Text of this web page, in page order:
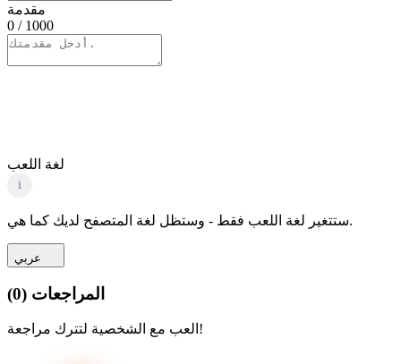
مقدمة
0 / 1000
لغة اللعب
i
ستتغير لغة اللعب فقط - وستظل لغة المتصفح لديك كما هي.
عربي
المراجعات (
0
)
العب مع الشخصية لتترك مراجعة!